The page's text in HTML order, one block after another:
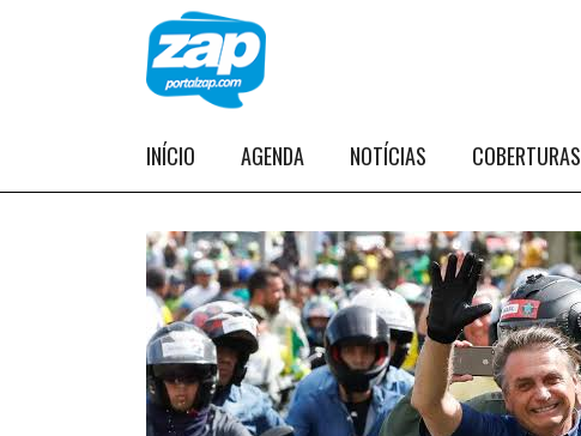
INÍCIO AGENDA NOTÍCIAS COBERTURAS